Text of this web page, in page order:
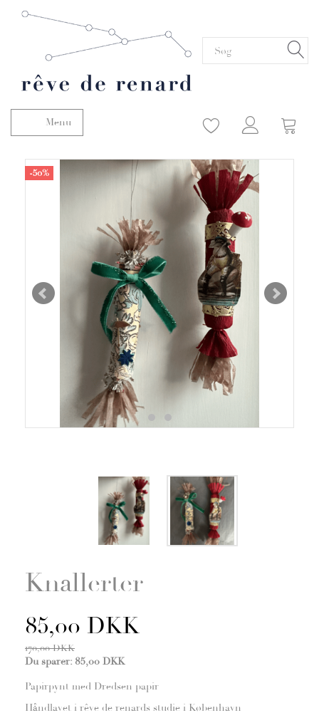
Skifte navigation
Menu
-50%
Knallerter
85,00 DKK
170,00 DKK
Du sparer: 85,00 DKK
Papirpynt med Dredsen papir
Håndlavet i rêve de renards studie i København